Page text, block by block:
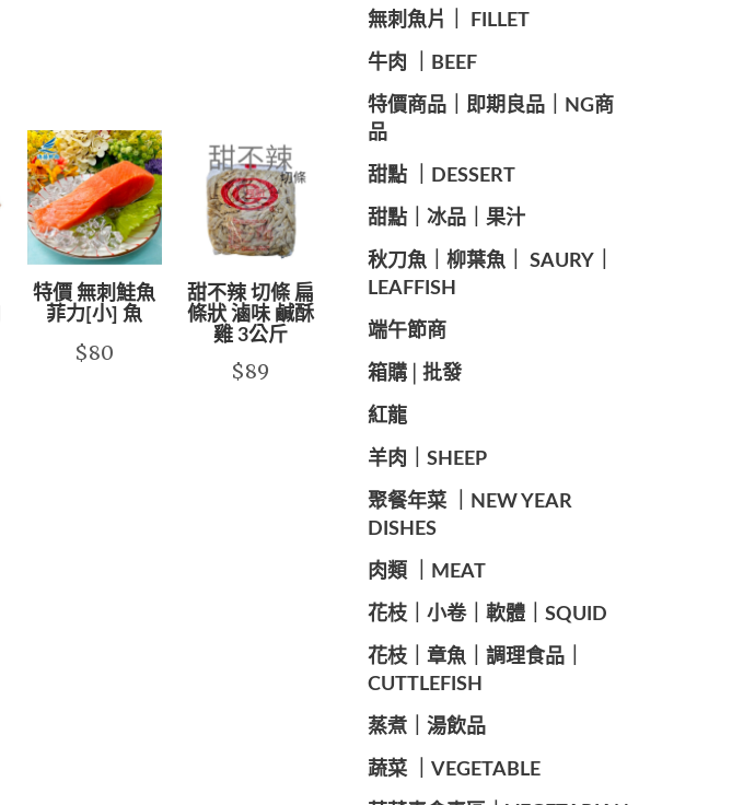
特價 無刺鮭魚
菲力[小] 魚
$80
甜不辣 切條 扁
條狀 滷味 鹹酥
雞 3公斤
$89
️無刺魚片｜ FILLET
牛肉 ｜BEEF
️特價商品｜即期良品｜NG商
品
甜點 ｜DESSERT
️甜點｜冰品｜果汁
️秋刀魚｜柳葉魚｜ SAURY｜
LEAFFISH
️端午節商️
️箱購│批發
紅龍
羊肉｜SHEEP
️聚餐年菜 ｜NEW YEAR
DISHES
肉類 ｜MEAT
️花枝｜小卷｜軟體｜SQUID
花枝｜章魚｜調理食品｜
CUTTLEFISH
️蒸煮｜湯飲品
蔬菜 ｜VEGETABLE